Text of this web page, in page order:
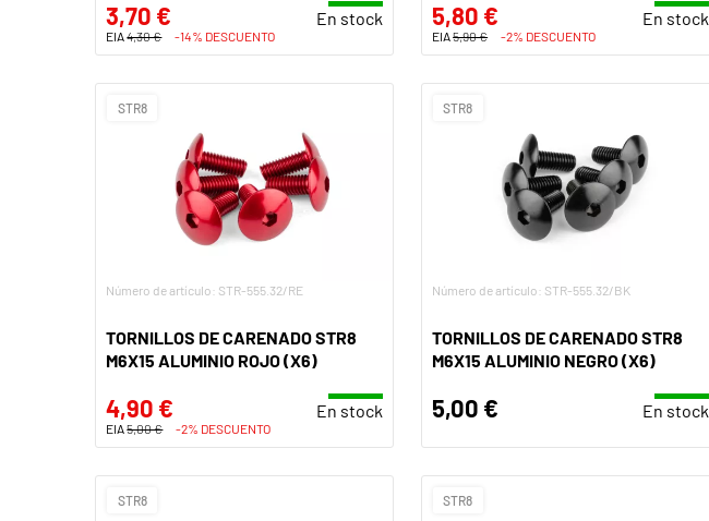
3,70 € En stock
EIA4,30 € -14% DESCUENTO
5,80 € En stock
EIA5,90 € -2% DESCUENTO
STR8
Número de artículo: STR-555.32/RE
TORNILLOS DE CARENADO STR8
M6X15 ALUMINIO ROJO (X6)
4,90 € En stock
EIA 5,00 € -2% DESCUENTO
STR8
Número de artículo: STR-555.32/BK
TORNILLOS DE CARENADO STR8
M6X15 ALUMINIO NEGRO (X6)
5,00 € En stock
STR8 STR8